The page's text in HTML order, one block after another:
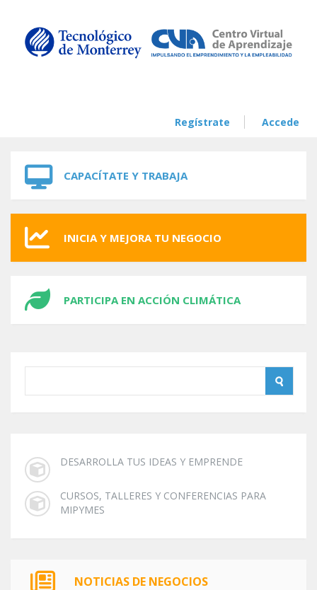
Regístrate Accede
CAPACÍTATE Y TRABAJA
INICIA Y MEJORA TU NEGOCIO
PARTICIPA EN ACCIÓN CLIMÁTICA
DESARROLLA TUS IDEAS Y EMPRENDE
CURSOS, TALLERES Y CONFERENCIAS PARA
MIPYMES
NOTICIAS DE NEGOCIOS